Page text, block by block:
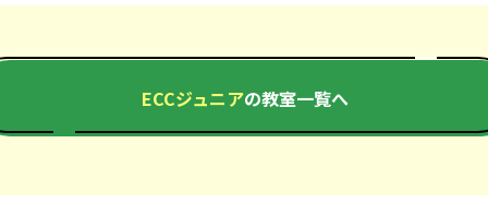
ECCジュニアの教室一覧へ